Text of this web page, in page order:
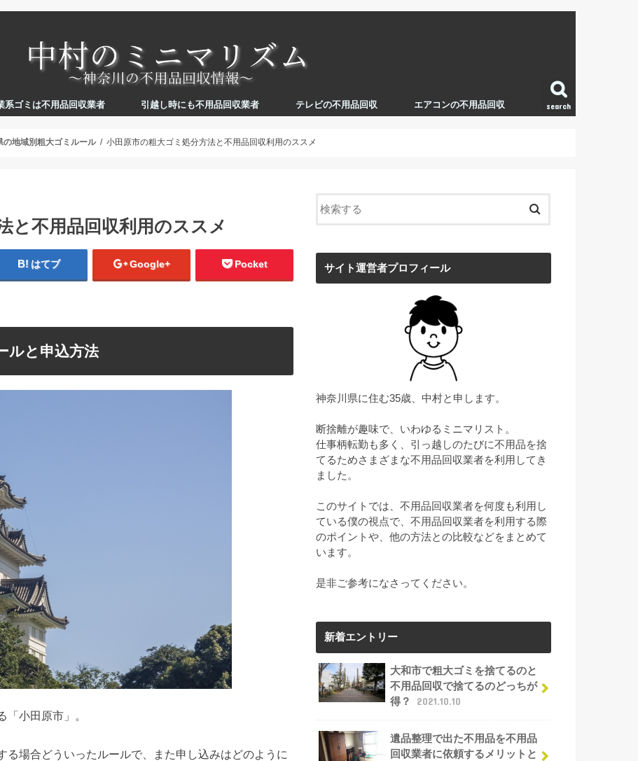
search
系ゴミは不用品回収業者 引越し時にも不用品回収業者 テレビの不用品回収 エアコンの不用品回収
の地域別粗大ゴミルール 小田原市の粗大ゴミ処分方法と不用品回収利用のススメ
と不用品回収利用のススメ
はてブ Google+ Pocket
ルと申込方法
小田原市」。
場合どういったルールで、また申し込みはどのように
サイト運営者プロフィール
神奈川県に住む35歳、中村と申します。
断捨離が趣味で、いわゆるミニマリスト。
仕事柄転勤も多く、引っ越しのたびに不用品を捨
てるためさまざまな不用品回収業者を利用してき
ました。
このサイトでは、不用品回収業者を何度も利用し
ている僕の視点で、不用品回収業者を利用する際
のポイントや、他の方法との比較などをまとめて
います。
是非ご参考になさってください。
新着エントリー
大和市で粗大ゴミを捨てるのと
不用品回収で捨てるのどっちが
得？
2021.10.10
遺品整理で出た不用品を不用品
回収業者に依頼するメリットと